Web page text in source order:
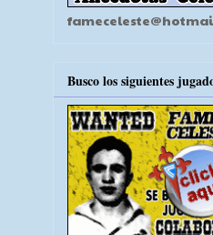
Busco los siguientes